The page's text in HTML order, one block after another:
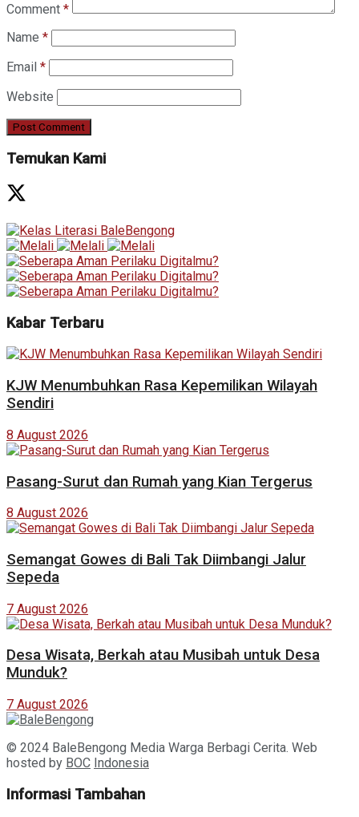
Comment *
Name *
Email *
Website
Temukan Kami
Kabar Terbaru
KJW Menumbuhkan Rasa Kepemilikan Wilayah
Sendiri
8 August 2026
Pasang-Surut dan Rumah yang Kian Tergerus
8 August 2026
Semangat Gowes di Bali Tak Diimbangi Jalur
Sepeda
7 August 2026
Desa Wisata, Berkah atau Musibah untuk Desa
Munduk?
7 August 2026
© 2024 BaleBengong Media Warga Berbagi Cerita. Web
hosted by BOC Indonesia
Informasi Tambahan